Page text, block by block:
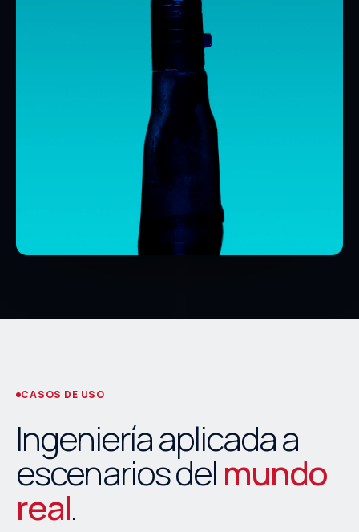
CASOS DE USO
Ingeniería aplicada a
escenarios delmundo
real.